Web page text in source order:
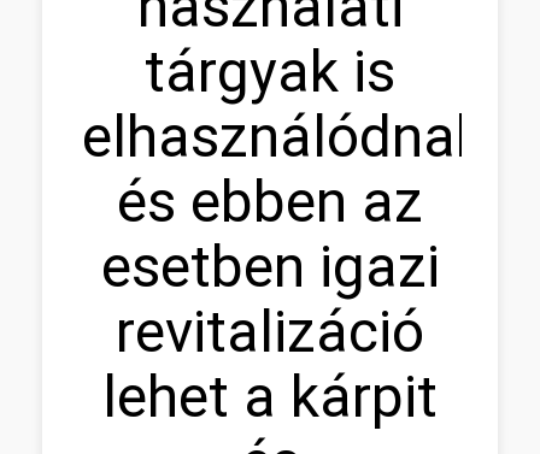
tárgyak is
elhasználódnak,
és ebben az
esetben igazi
revitalizáció
lehet a kárpit